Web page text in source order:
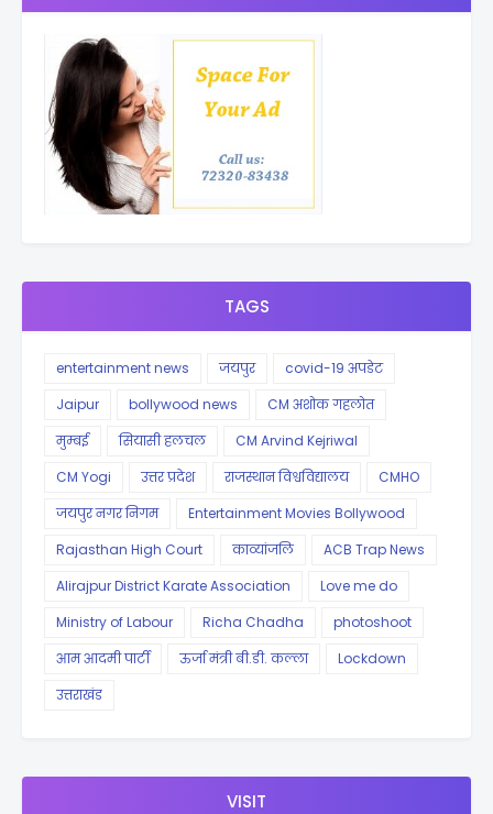
TAGS
entertainment news जयपुर
covid-19 अपडेट
Jaipur
bollywood news
CM अशोक गहलोत
मुम्बई
सियासी हलचल
CM Arvind Kejriwal
CM Yogi
उत्तर प्रदेश राजस्थान विश्वविद्यालय
CMHO
जयपुर नगर निगम
Entertainment Movies Bollywood
Rajasthan High Court
काव्यांजलि
ACB Trap News
Alirajpur District Karate Association
Love me do
Ministry of Labour
Richa Chadha
photoshoot
आम आदमी पार्टी
ऊर्जा मंत्री बी.डी. कल्ला
Lockdown
उत्तराखंड
VISIT